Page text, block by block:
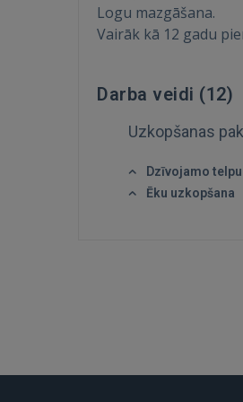
Logu mazgāšana.
Vairāk kā 12 gadu
Darba veidi (12)
Uzkopšanas
Dzīvojamo
Ēku uzkopšana